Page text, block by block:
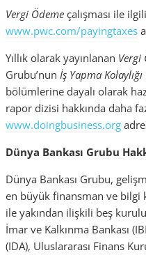
Vergi Ödeme çalışması ile
www.pwc.com/payingtaxes
Yıllık olarak yayınlanan Vergi
Grubu’nun İş Yapma Kolaylığı
bölümlerine dayalı olarak
rapor dizisi hakkında daha
www.doingbusiness.org
Dünya Bankası Grubu
Dünya Bankası Grubu,
en büyük finansman ve bilgi
ile yakından ilişkili beş
İmar ve Kalkınma Bankası
(IDA), Uluslararası Finans